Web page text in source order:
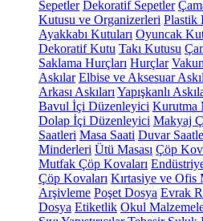
Sepetler Dekoratif Sepetler
Kutusu ve Organizerleri Plastik
Ayakkabı Kutuları Oyuncak
Dekoratif Kutu Takı Kutusu
Saklama Hurçları Hurçlar
Askılar Elbise ve Aksesuar
Arkası Askıları Yapışkanlı
Bavul İçi Düzenleyici Kurutma
Dolap İçi Düzenleyici Makyaj
Saatleri Masa Saati Duvar
Minderleri Ütü Masası Çöp
Mutfak Çöp Kovaları
Çöp Kovaları Kırtasiye ve Ofis
Arşivleme Poşet Dosya Evrak
Dosya Etiketlik Okul